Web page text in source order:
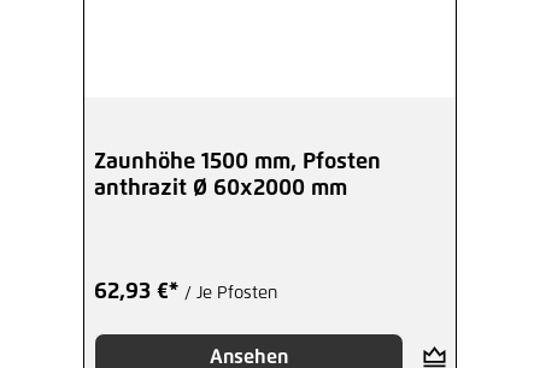
Zaunhöhe 1500 mm, Pfosten
anthrazit Ø 60x2000 mm
62,93 €* / Je Pfosten
Ansehen